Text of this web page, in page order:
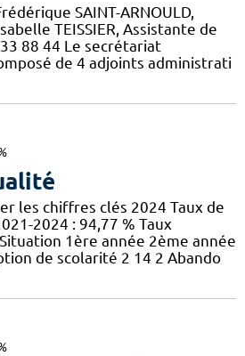
SAINT-ARNOULD,
TEISSIER, Assistante de
88 44 Le secrétariat
de 4 adjoints administrati
les chiffres clés 2024 Taux de
2024 : 94,77 % Taux
1ère année 2ème année
de scolarité 2 14 2 Abando